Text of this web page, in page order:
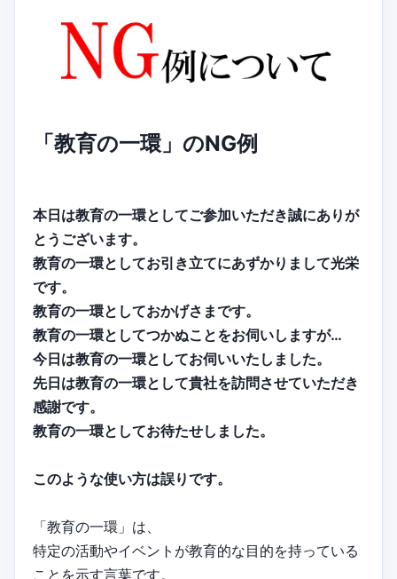
「教育の一環」のNG例
本日は教育の一環としてご参加いただき誠にありが
とうございます。
教育の一環としてお引き立てにあずかりまして光栄
です。
教育の一環としておかげさまです。
教育の一環としてつかぬことをお伺いしますが…
今日は教育の一環としてお伺いいたしました。
先日は教育の一環として貴社を訪問させていただき
感謝です。
教育の一環としてお待たせしました。
このような使い方は誤りです。
「教育の一環」は、
特定の活動やイベントが教育的な目的を持っている
ことを示す言葉です。